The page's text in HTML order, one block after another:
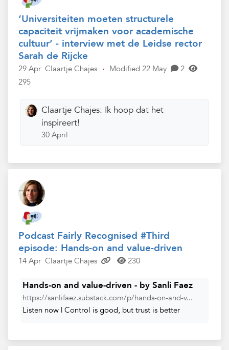
‘Universiteiten moeten structurele
capaciteit vrijmaken voor academische
cultuur’ - interview met de Leidse rector
Sarah de Rijcke
29 Apr Claartje Chajes · Modified 22 May
2
295
Claartje Chajes: Ik hoop dat het
inspireert!
30 April
Podcast Fairly Recognised #Third
episode: Hands-on and value-driven
14 Apr Claartje Chajes 230
Hands-on and value-driven - by Sanli Faez
https://sanlifaez.substack.com/p/hands-on-and-v...
Listen now | Control is good, but trust is better